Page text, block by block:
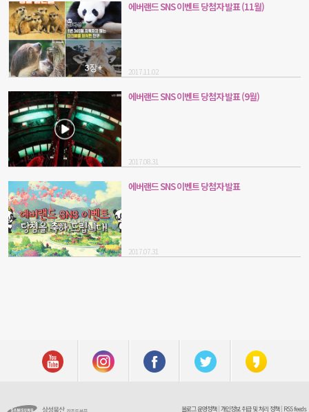
에버랜드 SNS 이벤트 당첨자 발표 (11월)
2017.11.02
에버랜드 SNS 이벤트 당첨자 발표 (9월)
2017.08.31
에버랜드 SNS 이벤트 당첨자 발표
2017.07.31
블로그 운영정책|개인정보 취급 및 처리 정책| RSS feeds